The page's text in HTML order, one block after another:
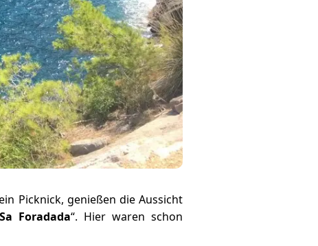
Picknick, genießen die Aussicht
Foradada“. Hier waren schon